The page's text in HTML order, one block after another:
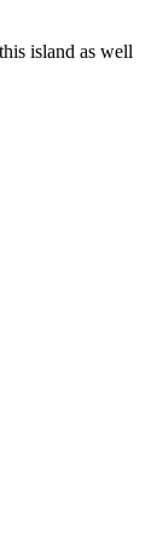
island as well